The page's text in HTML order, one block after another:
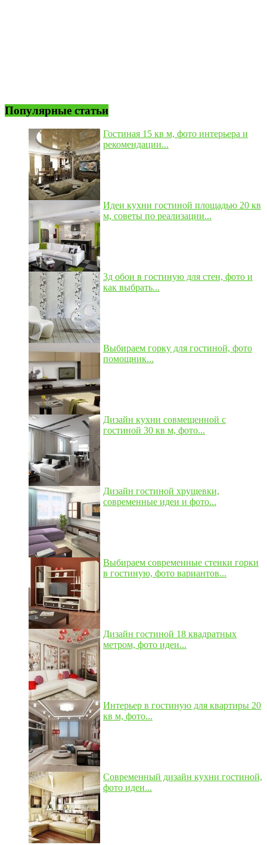
Популярные статьи
Гостиная 15 кв м, фото интерьера и
рекомендации...
Идеи кухни гостиной площадью 20 кв
м, советы по реализации...
3д обои в гостиную для стен, фото и
как выбрать...
Выбираем горку для гостиной, фото
помощник...
Дизайн кухни совмещенной с
гостиной 30 кв м, фото...
Дизайн гостиной хрущевки,
современные идеи и фото...
Выбираем современные стенки горки
в гостиную, фото вариантов...
Дизайн гостиной 18 квадратных
метром, фото идеи...
Интерьер в гостиную для квартиры 20
кв м, фото...
Современный дизайн кухни гостиной,
фото идеи...